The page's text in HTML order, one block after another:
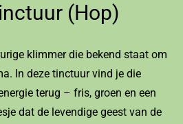
(Hop)
klimmer die bekend staat om
In deze tinctuur vind je die
terug – fris, groen en een
dat de levendige geest van de